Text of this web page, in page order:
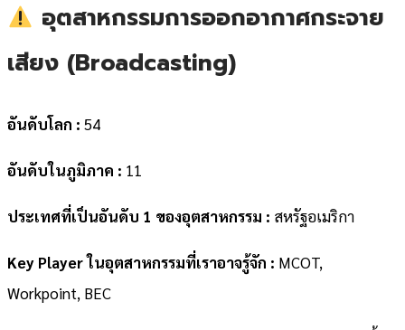
อุตสาหกรรมการออกอากาศกระจาย
เสียง (Broadcasting)
อันดับโลก : 54
อันดับในภูมิภาค : 11
ประเทศที่เป็นอันดับ 1 ของอุตสาหกรรม : สหรัฐอเมริกา
Key Player ในอุตสาหกรรมที่เราอาจรู้จัก : MCOT,
Workpoint, BEC